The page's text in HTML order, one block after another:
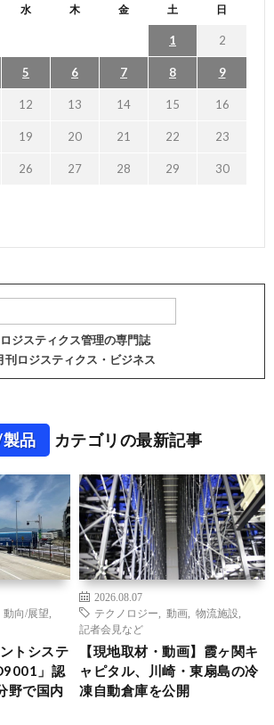
水 木 金 土 日
1 2
5 6 7 8 9
12 13 14 15 16
19 20 21 22 23
26 27 28 29 30
ロジスティクス管理の専門誌
刊ロジスティクス・ビジネス
品 カテゴリの最新記事
動向/展望
トシステ
」認
野で国内
2026.08.07
テクノロジー
動画 物流施設
記者会見など
【現地取材・動画】霞ヶ関キ
ャピタル、川崎・東扇島の冷
凍自動倉庫を公開